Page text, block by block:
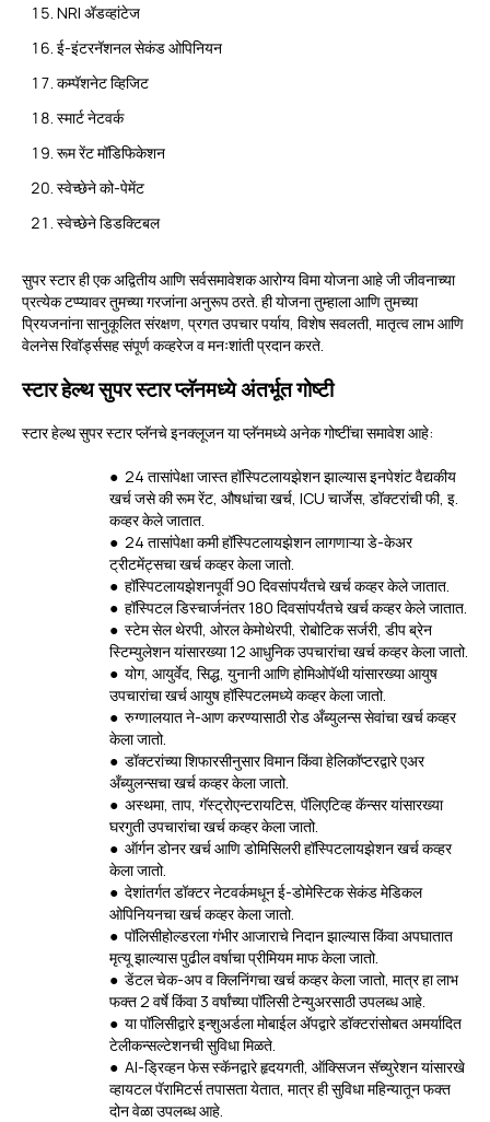
NRI अ‍ॅडव्हांटेज
ई-इंटरनॅशनल सेकंड ओपिनियन
कम्पॅशनेट व्हिजिट
स्मार्ट नेटवर्क
रूम रेंट मॉडिफिकेशन
स्वेच्छेने को-पेमेंट
स्वेच्छेने डिडक्टिबल
सुपर स्टार ही एक अद्वितीय आणि सर्वसमावेशक आरोग्य विमा योजना आहे जी जीवनाच्या
प्रत्येक टप्प्यावर तुमच्या गरजांना अनुरूप ठरते. ही योजना तुम्हाला आणि तुमच्या
प्रियजनांना सानुकूलित संरक्षण, प्रगत उपचार पर्याय, विशेष सवलती, मातृत्व लाभ आणि
वेलनेस रिवॉर्ड्ससह संपूर्ण कव्हरेज व मनःशांती प्रदान करते.
स्टार हेल्थ सुपर स्टार प्लॅनमध्ये अंतर्भूत गोष्टी
स्टार हेल्थ सुपर स्टार प्लॅनचे इनक्लूजन या प्लॅनमध्ये अनेक गोष्टींचा समावेश आहे:
● 24 तासांपेक्षा जास्त हॉस्पिटलायझेशन झाल्यास इनपेशंट वैद्यकीय
खर्च जसे की रूम रेंट, औषधांचा खर्च, ICU चार्जेस, डॉक्टरांची फी, इ.
कव्हर केले जातात.
● 24 तासांपेक्षा कमी हॉस्पिटलायझेशन लागणाऱ्या डे-केअर
ट्रीटमेंट्सचा खर्च कव्हर केला जातो.
● हॉस्पिटलायझेशनपूर्वी 90 दिवसांपर्यंतचे खर्च कव्हर केले जातात.
● हॉस्पिटल डिस्चार्जनंतर 180 दिवसांपर्यंतचे खर्च कव्हर केले जातात.
● स्टेम सेल थेरपी, ओरल केमोथेरपी, रोबोटिक सर्जरी, डीप ब्रेन
स्टिम्युलेशन यांसारख्या 12 आधुनिक उपचारांचा खर्च कव्हर केला जातो.
● योग, आयुर्वेद, सिद्ध, युनानी आणि होमिओपॅथी यांसारख्या आयुष
उपचारांचा खर्च आयुष हॉस्पिटलमध्ये कव्हर केला जातो.
● रुग्णालयात ने-आण करण्यासाठी रोड अँब्युलन्स सेवांचा खर्च कव्हर
केला जातो.
● डॉक्टरांच्या शिफारसीनुसार विमान किंवा हेलिकॉप्टरद्वारे एअर
अँब्युलन्सचा खर्च कव्हर केला जातो.
● अस्थमा, ताप, गॅस्ट्रोएन्टरायटिस, पॅलिएटिव्ह कॅन्सर यांसारख्या
घरगुती उपचारांचा खर्च कव्हर केला जातो.
● ऑर्गन डोनर खर्च आणि डोमिसिलरी हॉस्पिटलायझेशन खर्च कव्हर
केला जातो.
● देशांतर्गत डॉक्टर नेटवर्कमधून ई-डोमेस्टिक सेकंड मेडिकल
ओपिनियनचा खर्च कव्हर केला जातो.
● पॉलिसीहोल्डरला गंभीर आजाराचे निदान झाल्यास किंवा अपघातात
मृत्यू झाल्यास पुढील वर्षाचा प्रीमियम माफ केला जातो.
● डेंटल चेक-अप व क्लिनिंगचा खर्च कव्हर केला जातो, मात्र हा लाभ
फक्त 2 वर्षे किंवा 3 वर्षांच्या पॉलिसी टेन्युअरसाठी उपलब्ध आहे.
● या पॉलिसीद्वारे इन्शुअर्डला मोबाईल अ‍ॅपद्वारे डॉक्टरांसोबत अमर्यादित
टेलीकन्सल्टेशनची सुविधा मिळते.
● AI-ड्रिव्हन फेस स्कॅनद्वारे हृदयगती, ऑक्सिजन सॅच्युरेशन यांसारखे
व्हायटल पॅरामिटर्स तपासता येतात, मात्र ही सुविधा महिन्यातून फक्त
दोन वेळा उपलब्ध आहे.